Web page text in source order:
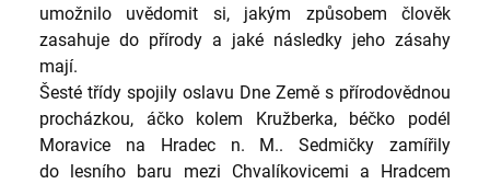
umožnilo uvědomit si, jakým způsobem člověk
zasahuje do přírody a jaké následky jeho zásahy
mají.
Šesté třídy spojily oslavu Dne Země s přírodovědnou
procházkou, áčko kolem Kružberka, béčko podél
Moravice na Hradec n. M.. Sedmičky zamířily
do lesního baru mezi Chvalíkovicemi a Hradcem